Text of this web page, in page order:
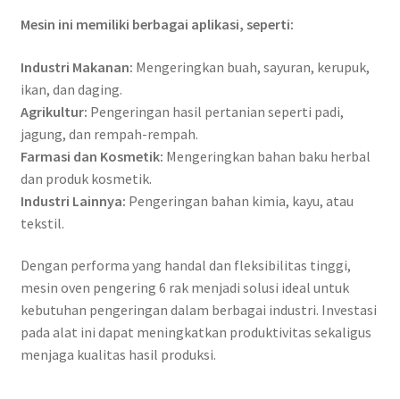
Mesin ini memiliki berbagai aplikasi, seperti:
Industri Makanan: Mengeringkan buah, sayuran, kerupuk,
ikan, dan daging.
Agrikultur: Pengeringan hasil pertanian seperti padi,
jagung, dan rempah-rempah.
Farmasi dan Kosmetik: Mengeringkan bahan baku herbal
dan produk kosmetik.
Industri Lainnya: Pengeringan bahan kimia, kayu, atau
tekstil.
Dengan performa yang handal dan fleksibilitas tinggi,
mesin oven pengering 6 rak menjadi solusi ideal untuk
kebutuhan pengeringan dalam berbagai industri. Investasi
pada alat ini dapat meningkatkan produktivitas sekaligus
menjaga kualitas hasil produksi.